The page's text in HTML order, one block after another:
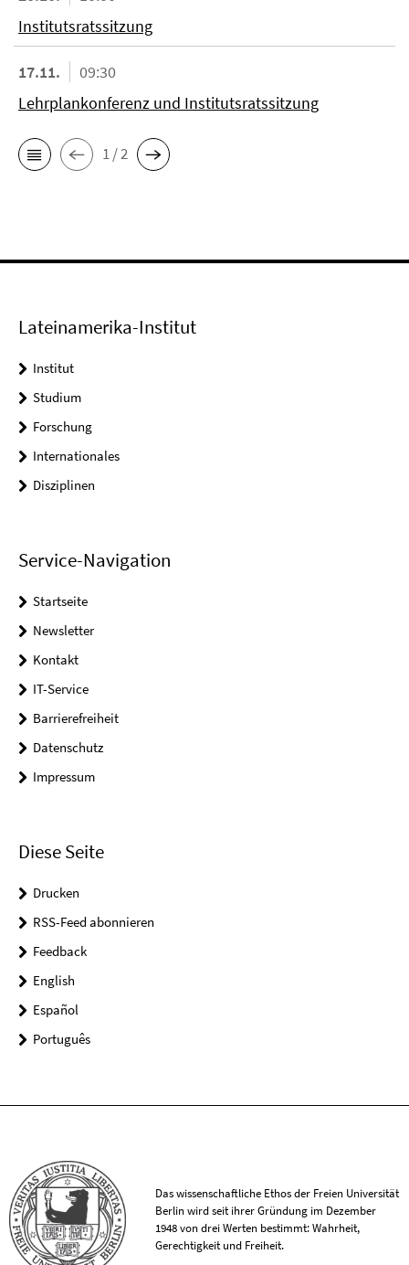
Institutsratssitzung
17.11.
09:30
Lehrplankonferenz und Institutsratssitzung
1 / 2
Lateinamerika-Institut
Institut
Studium
Forschung
Internationales
Disziplinen
Service-Navigation
Startseite
Newsletter
Kontakt
IT-Service
Barrierefreiheit
Datenschutz
Impressum
Diese Seite
Drucken
RSS-Feed abonnieren
Feedback
English
Español
Português
Das wissenschaftliche Ethos der Freien Universität
Berlin wird seit ihrer Gründung im Dezember
1948 von drei Werten bestimmt: Wahrheit,
Gerechtigkeit und Freiheit.